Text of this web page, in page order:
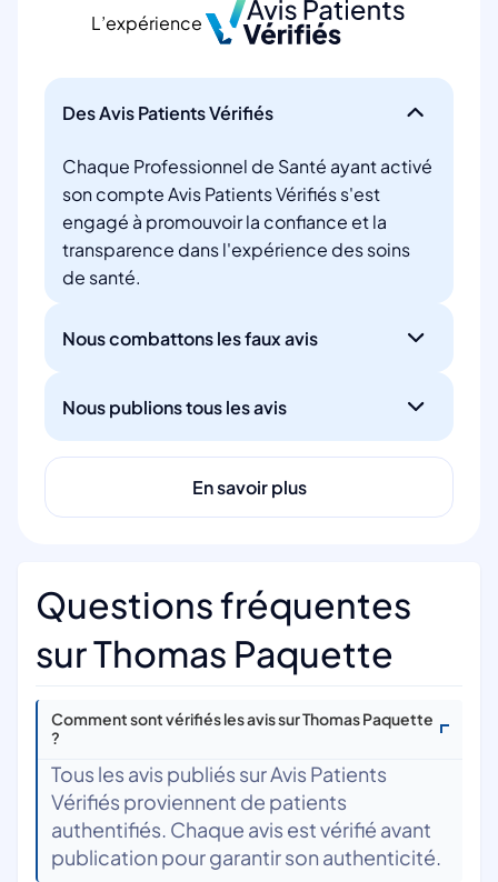
L’expérience
Des Avis Patients Vérifiés
Chaque Professionnel de Santé ayant activé
son compte Avis Patients Vérifiés s'est
engagé à promouvoir la confiance et la
transparence dans l'expérience des soins
de santé.
Nous combattons les faux avis
Nous publions tous les avis
En savoir plus
Questions fréquentes
sur Thomas Paquette
Comment sont vérifiés les avis sur Thomas Paquette
?
Tous les avis publiés sur Avis Patients
Vérifiés proviennent de patients
authentifiés. Chaque avis est vérifié avant
publication pour garantir son authenticité.